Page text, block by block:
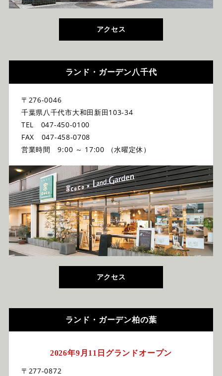
アクセス
ランド・ガーデン八千代
〒276-0046
千葉県八千代市大和田新田103-34
TEL 047-450-0100
FAX 047-458-0708
営業時間 9:00 ～ 17:00 （水曜定休）
アクセス
ランド・ガーデン柏の葉
2026年9月11日グランドオープン
〒277-0872